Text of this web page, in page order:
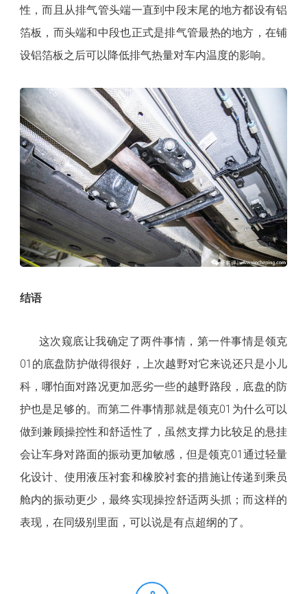
性，而且从排气管头端一直到中段末尾的地方都设有铝
箔板，而头端和中段也正式是排气管最热的地方，在铺
设铝箔板之后可以降低排气热量对车内温度的影响。
结语
这次窥底让我确定了两件事情，第一件事情是领克
01的底盘防护做得很好，上次越野对它来说还只是小儿
科，哪怕面对路况更加恶劣一些的越野路段，底盘的防
护也是足够的。而第二件事情那就是领克01为什么可以
做到兼顾操控性和舒适性了，虽然支撑力比较足的悬挂
会让车身对路面的振动更加敏感，但是领克01通过轻量
化设计、使用液压衬套和橡胶衬套的措施让传递到乘员
舱内的振动更少，最终实现操控舒适两头抓；而这样的
表现，在同级别里面，可以说是有点超纲的了。